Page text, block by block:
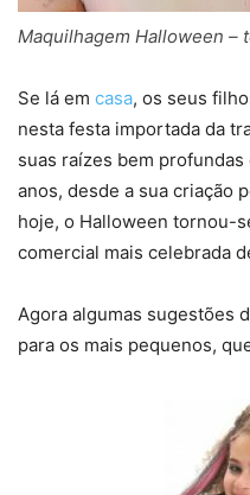
Maquilhagem Halloween –
Se lá em casa, os seus
nesta festa importada da
suas raízes bem
anos, desde a sua criação
hoje, o Halloween tornou-
comercial mais celebrada
Agora algumas sugestões
para os mais pequenos,